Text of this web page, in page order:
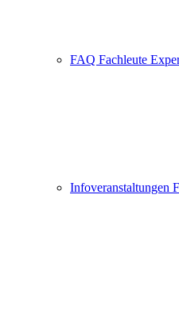
FAQ Fachleute
Infoveranstaltungen